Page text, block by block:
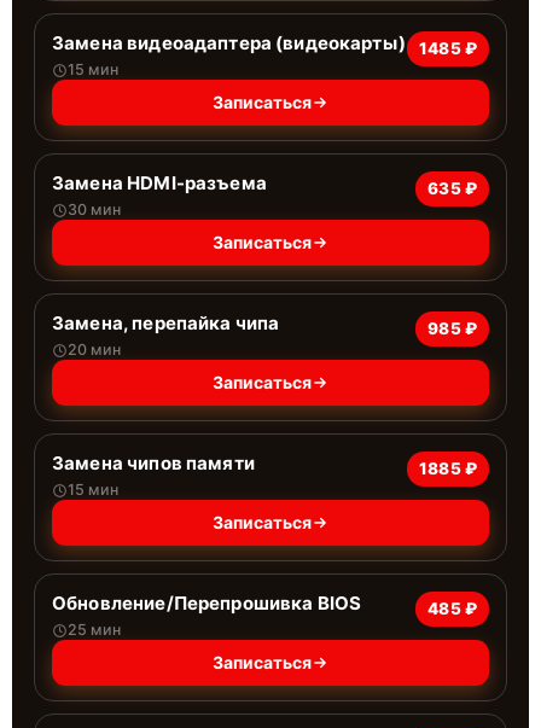
Замена видеоадаптера (видеокарты)
15 мин
1485 ₽
Записаться
Замена HDMI-разъема
30 мин
635 ₽
Записаться
Замена, перепайка чипа
20 мин
985 ₽
Записаться
Замена чипов памяти
15 мин
1885 ₽
Записаться
Обновление/Перепрошивка BIOS
25 мин
485 ₽
Записаться